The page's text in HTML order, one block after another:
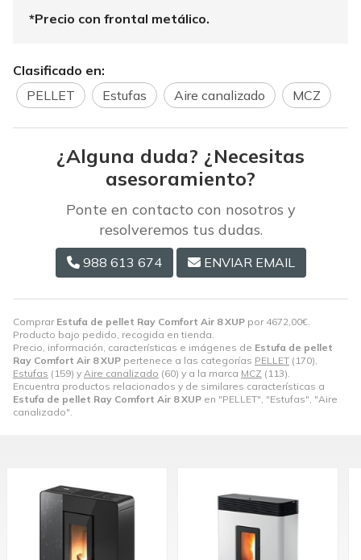
Comprar Estufa de pellet Ray Comfort Air 8 XUP por 4672,00€
Producto bajo pedido, recogida en tienda.
Precio, información, características e imágenes de Estufa de pellet
Ray Comfort Air 8 XUP pertenece a las categorías PELLET (170),
Estufas (159) y Aire canalizado (60) y a la marca MCZ (113).
Encuentra productos relacionados y de similares características a
Estufa de pellet Ray Comfort Air 8 XUP en "PELLET", "Estufas", "Aire
canalizado".
*Precio con frontal metálico.
Clasificado en:
PELLET
Estufas Aire canalizado MCZ
¿Alguna duda? ¿Necesitas
asesoramiento?
Ponte en contacto con nosotros y
resolveremos tus dudas.
988 613 674 ENVIAR EMAIL